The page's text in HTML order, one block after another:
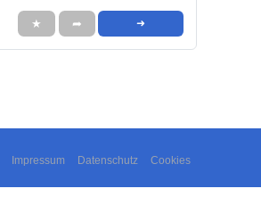
★ ➦ ➜
Impressum Datenschutz Cookies